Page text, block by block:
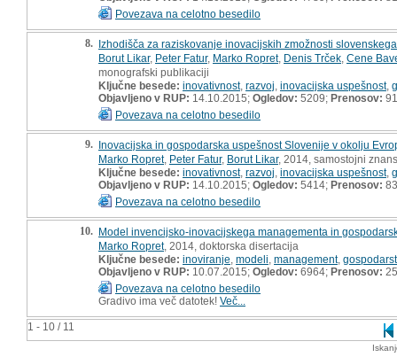
1 - 10 / 11
Povezava na celotno besedilo
8. Izhodišča za raziskovanje inovacijskih zmožnosti
Borut Likar, Peter Fatur, Marko Ropret, Denis Trček Cene
monografski publikaciji
Ključne besede: inovativnost, razvoj inovacijska uspešnost,
Objavljeno v RUP: 14.10.2015; Ogledov: 5209; Prenosov: 91
Povezava na celotno besedilo
9. Inovacijska in gospodarska uspešnost Slovenije v okolju
Marko Ropret, Peter Fatur, Borut Likar, 2014, samostojni
Ključne besede: inovativnost, razvoj inovacijska uspešnost,
Objavljeno v RUP: 14.10.2015; Ogledov: 5414; Prenosov: 83
Povezava na celotno besedilo
10. Model invencijsko-inovacijskega managementa in
Marko Ropret, 2014, doktorska disertacija
Ključne besede: inoviranje modeli management,
Objavljeno v RUP: 10.07.2015; Ogledov: 6964; Prenosov:
Povezava na celotno besedilo
Gradivo ima več datotek! Več...